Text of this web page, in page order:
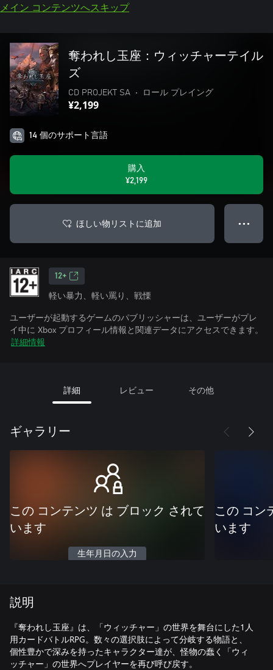
メイン コンテンツへスキップ
奪われし玉座：ウィッチャーテイル
ズ
CD PROJEKT SA • ロール プレイング
¥2,199
14 個のサポート言語
購入
¥2,199
ほしい物リストに追加 ● ● ●
12+
軽い暴力、軽い罵り、戦慄
ユーザーが起動するゲームのパブリッシャーは、ユーザーがプレ
イ中に Xbox プロフィール情報と関連データにアクセスできます。
詳細情報
詳細 レビュー その他
ギャラリー
この コンテンツ は ブロック されて
います
生年月日の入力
この コン
います
説明
『奪われし玉座』は、「ウィッチャー」の世界を舞台にした1人
用カードバトルRPG。数々の選択肢によって分岐する物語と、
個性豊かで深みを持ったキャラクター達が、怪物の蠢く「ウィ
ッチャー」の世界へプレイヤーを再び呼び戻す。